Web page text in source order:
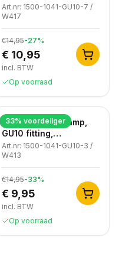
Aluminium, IP65,
Corten
Art.nr: 1500-1041-GU10-7 /
W417
€14,95-27%
€ 10,95
incl. BTW
Op voorraad
33% voordeliger
Moderne wandlamp,
GU10 fitting,
Aluminium, IP65, Zwart
Art.nr: 1500-1041-GU10-3 /
W413
€14,95-33%
€ 9,95
incl. BTW
Op voorraad